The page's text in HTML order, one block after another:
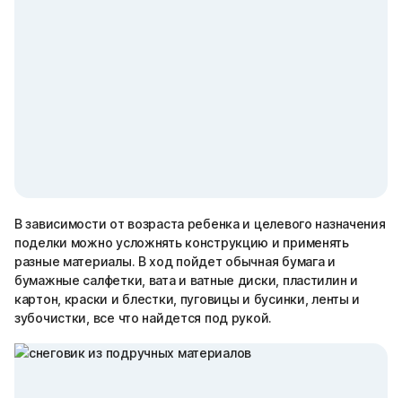
В зависимости от возраста ребенка и целевого назначения
поделки можно усложнять конструкцию и применять
разные материалы. В ход пойдет обычная бумага и
бумажные салфетки, вата и ватные диски, пластилин и
картон, краски и блестки, пуговицы и бусинки, ленты и
зубочистки, все что найдется под рукой.